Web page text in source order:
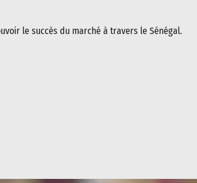
le succès du marché à travers le Sénégal.